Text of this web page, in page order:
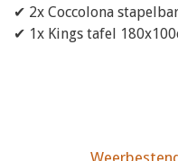
✔ 2x Coccolona
✔ 1x Kings tafel